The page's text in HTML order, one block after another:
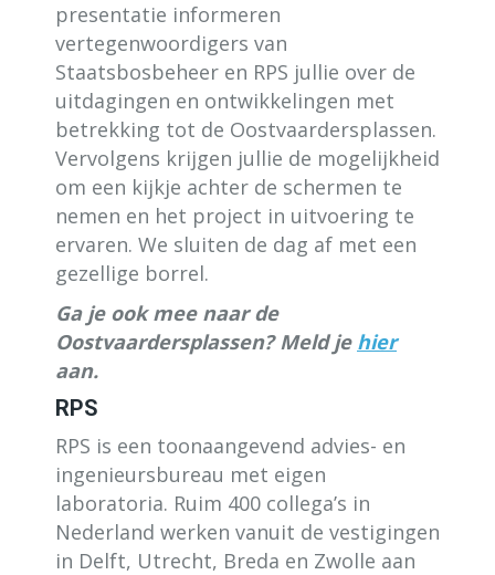
presentatie informeren
vertegenwoordigers van
Staatsbosbeheer en RPS jullie over de
uitdagingen en ontwikkelingen met
betrekking tot de Oostvaardersplassen.
Vervolgens krijgen jullie de mogelijkheid
om een kijkje achter de schermen te
nemen en het project in uitvoering te
ervaren. We sluiten de dag af met een
gezellige borrel.
Ga je ook mee naar de
Oostvaardersplassen? Meld je hier
aan.
RPS
RPS is een toonaangevend advies- en
ingenieursbureau met eigen
laboratoria. Ruim 400 collega’s in
Nederland werken vanuit de vestigingen
in Delft, Utrecht, Breda en Zwolle aan